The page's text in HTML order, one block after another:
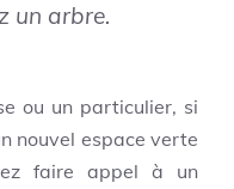
un arbre.
ou un particulier, si
nouvel espace verte
faire appel à un